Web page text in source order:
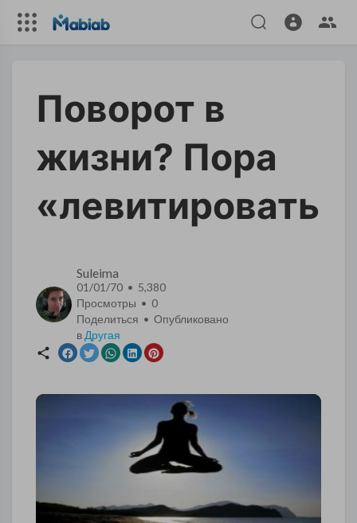
​Поворот в
жизни? Пора
«левитировать»
Suleima
01/01/70 • 5,380
Просмотры • 0
Поделиться • Опубликовано
в Другая